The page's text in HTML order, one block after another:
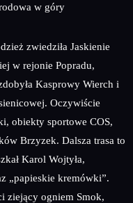
w góry
zwiedziła Jaskienie
w rejonie Popradu,
Kasprowy Wierch i
Oczywiście
obiekty sportowe COS,
Brzyzek. Dalsza trasa to
Karol Wojtyła,
„papieskie kremówki”.
ziejący ogniem Smok,